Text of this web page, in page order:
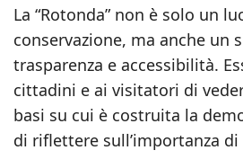
La “Rotonda” non è solo un
conservazione, ma anche un
trasparenza e accessibilità.
cittadini e ai visitatori di
basi su cui è costruita la
di riflettere sull’importanza